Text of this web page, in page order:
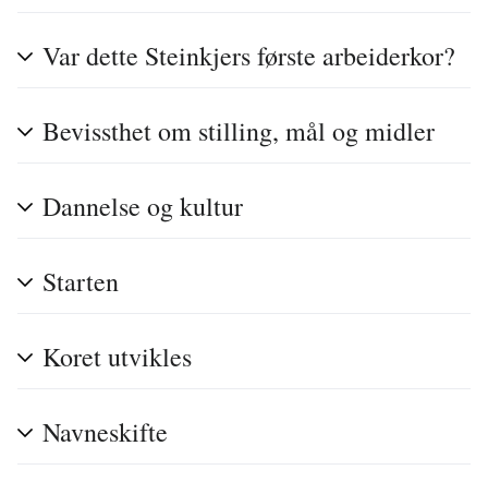
Var dette Steinkjers første arbeiderkor?
Bevissthet om stilling, mål og midler
Dannelse og kultur
Starten
Koret utvikles
Navneskifte